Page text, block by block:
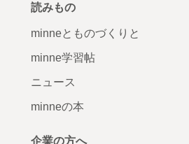
読みもの
minneとものづくりと
minne学習帖
ニュース
minneの本
企業の方へ